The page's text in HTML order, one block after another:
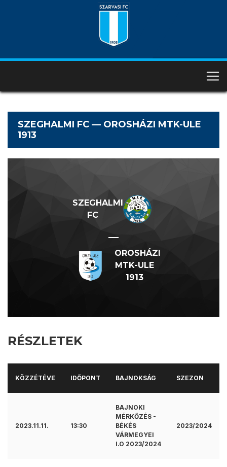
SZEGHALMI FC — OROSHÁZI MTK-ULE
1913
SZEGHALMI
FC
—
OROSHÁZI
MTK-ULE
1913
RÉSZLETEK
KÖZZÉTÉVE IDŐPONT BAJNOKSÁG SZEZON
2023.11.11. 13:30
BAJNOKI
MÉRKŐZÉS -
BÉKÉS
VÁRMEGYEI
I.O 2023/2024
2023/2024